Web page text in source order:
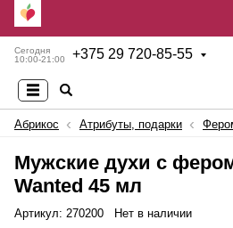
Сегодня
10:00-21:00
+375 29 720-85-55
Абрикос Атрибуты, подарки
Мужские духи с
Wanted 45 мл
Артикул: 270200 Нет в наличии